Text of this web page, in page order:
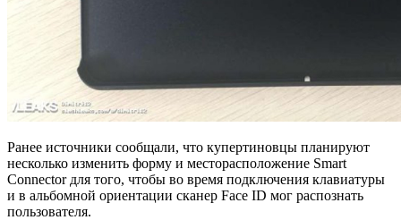
Ранее источники сообщали, что купертиновцы планируют
несколько изменить форму и месторасположение Smart
Connector для того, чтобы во время подключения клавиатуры
и в альбомной ориентации сканер Face ID мог распознать
пользователя.